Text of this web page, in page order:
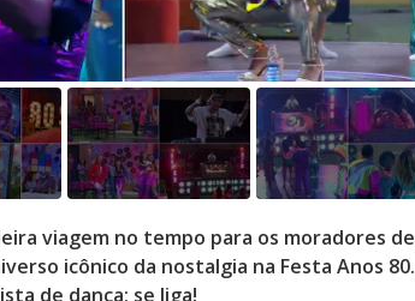
viagem no tempo para os moradores de
icônico da nostalgia na Festa Anos 80.
de dança; se liga!